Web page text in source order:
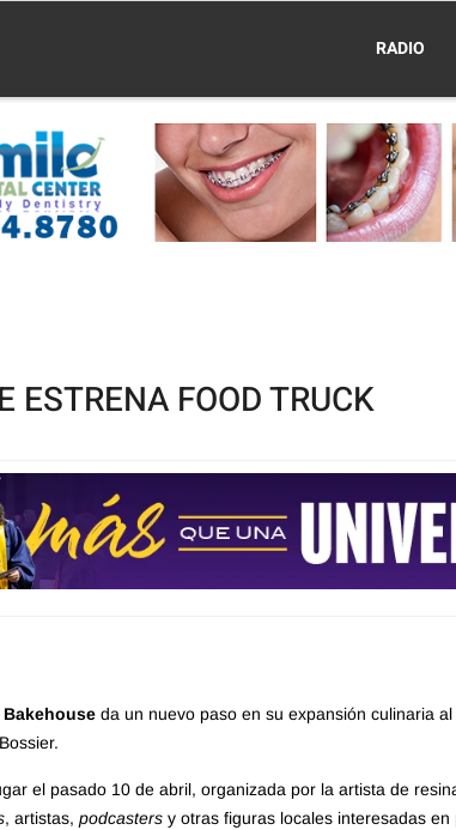
RADIO
ESTRENA FOOD TRUCK
da un nuevo paso en su expansión culinaria
el pasado 10 de abril, organizada por la artista de
, artistas, podcasters y otras figuras locales interesadas